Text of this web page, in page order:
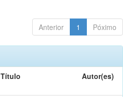
Anterior 1 Póximo
Título Autor(es)